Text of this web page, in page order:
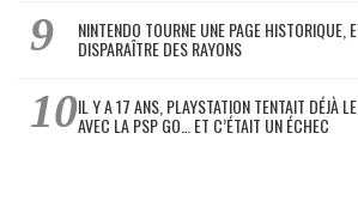
NINTENDO TOURNE UNE PAGE HISTORIQUE,
DISPARAÎTRE DES RAYONS
IL Y A 17 ANS, PLAYSTATION TENTAIT DÉJÀ
AVEC LA PSP GO… ET C’ÉTAIT UN ÉCHEC